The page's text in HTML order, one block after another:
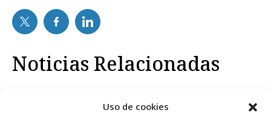
Uso de cookies
Noticias Relacionadas
No se han encontrado noticias relacionadas.